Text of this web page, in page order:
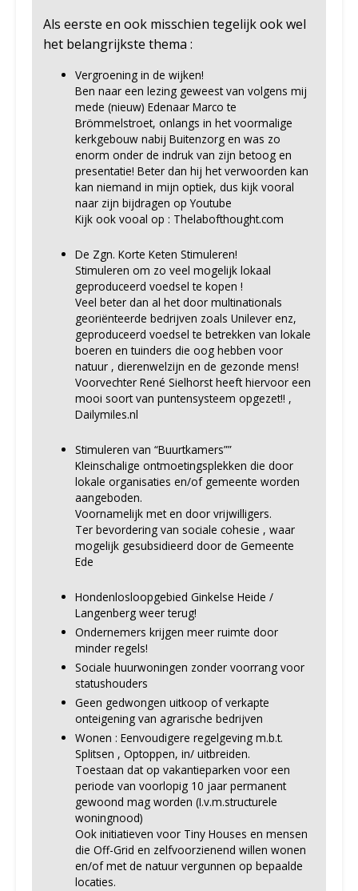
Als eerste en ook misschien tegelijk ook wel
het belangrijkste thema :
Vergroening in de wijken!
Ben naar een lezing geweest van volgens mij
mede (nieuw) Edenaar Marco te
Brömmelstroet, onlangs in het voormalige
kerkgebouw nabij Buitenzorg en was zo
enorm onder de indruk van zijn betoog en
presentatie! Beter dan hij het verwoorden kan
kan niemand in mijn optiek, dus kijk vooral
naar zijn bijdragen op Youtube
Kijk ook vooal op : Thelabofthought.com
De Zgn. Korte Keten Stimuleren!
Stimuleren om zo veel mogelijk lokaal
geproduceerd voedsel te kopen !
Veel beter dan al het door multinationals
georiënteerde bedrijven zoals Unilever enz,
geproduceerd voedsel te betrekken van lokale
boeren en tuinders die oog hebben voor
natuur , dierenwelzijn en de gezonde mens!
Voorvechter René Sielhorst heeft hiervoor een
mooi soort van puntensysteem opgezet!! ,
Dailymiles.nl
Stimuleren van “Buurtkamers””
Kleinschalige ontmoetingsplekken die door
lokale organisaties en/of gemeente worden
aangeboden.
Voornamelijk met en door vrijwilligers.
Ter bevordering van sociale cohesie , waar
mogelijk gesubsidieerd door de Gemeente
Ede
Hondenlosloopgebied Ginkelse Heide /
Langenberg weer terug!
Ondernemers krijgen meer ruimte door
minder regels!
Sociale huurwoningen zonder voorrang voor
statushouders
Geen gedwongen uitkoop of verkapte
onteigening van agrarische bedrijven
Wonen : Eenvoudigere regelgeving m.b.t.
Splitsen , Optoppen, in/ uitbreiden.
Toestaan dat op vakantieparken voor een
periode van voorlopig 10 jaar permanent
gewoond mag worden (I.v.m.structurele
woningnood)
Ook initiatieven voor Tiny Houses en mensen
die Off-Grid en zelfvoorzienend willen wonen
en/of met de natuur vergunnen op bepaalde
locaties.